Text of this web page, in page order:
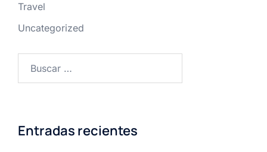
Travel
Uncategorized
Entradas recientes